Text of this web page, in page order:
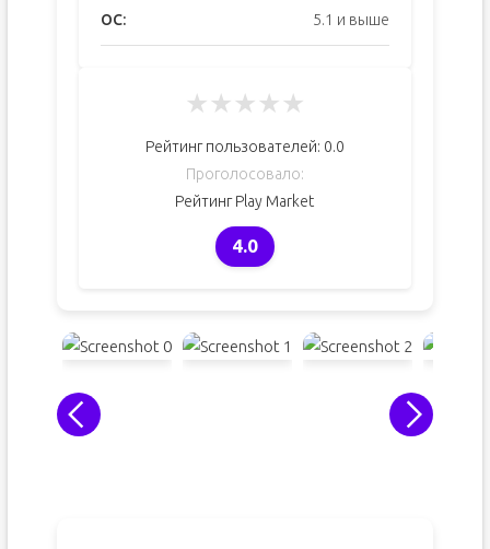
ОС: 5.1 и выше
★★★★★
Рейтинг пользователей: 0.0
Проголосовало:
Рейтинг Play Market
4.0